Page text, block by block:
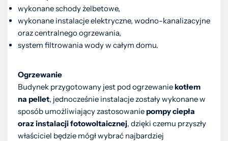
wykonane schody żelbetowe,
wykonane instalacje elektryczne, wodno-kanalizacyjne
oraz centralnego ogrzewania,
system filtrowania wody w całym domu.
Ogrzewanie
Budynek przygotowany jest pod ogrzewaniekotłem
na pellet, jednocześnie instalacje zostały wykonane w
sposób umożliwiający zastosowaniepompy ciepła
oraz instalacji fotowoltaicznej, dzięki czemu przyszły
właściciel będzie mógł wybrać najbardziej